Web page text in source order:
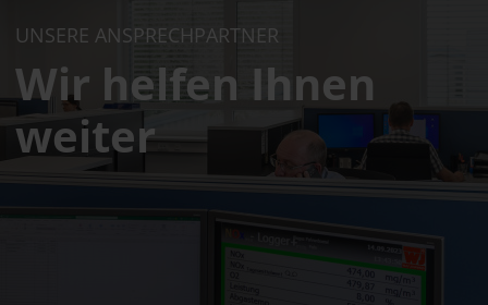
UNSERE ANSPRECHPARTNER
Wir helfen Ihnen
weiter